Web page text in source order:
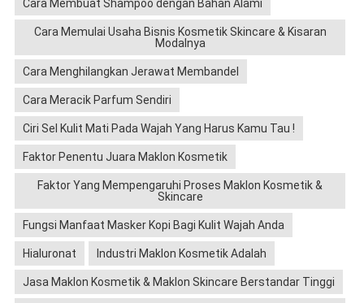
Cara Membuat Shampoo dengan Bahan Alami
Cara Memulai Usaha Bisnis Kosmetik Skincare & Kisaran
Modalnya
Cara Menghilangkan Jerawat Membandel
Cara Meracik Parfum Sendiri
Ciri Sel Kulit Mati Pada Wajah Yang Harus Kamu Tau !
Faktor Penentu Juara Maklon Kosmetik
Faktor Yang Mempengaruhi Proses Maklon Kosmetik &
Skincare
Fungsi Manfaat Masker Kopi Bagi Kulit Wajah Anda
Hialuronat Industri Maklon Kosmetik Adalah
Jasa Maklon Kosmetik & Maklon Skincare Berstandar Tinggi